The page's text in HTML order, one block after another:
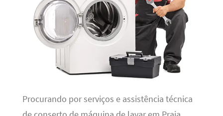
Procurando por serviços e assistência técnica